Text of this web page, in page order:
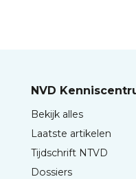
NVD
Bekijk alles
Laatste artikelen
Tijdschrift NTVD
Dossiers